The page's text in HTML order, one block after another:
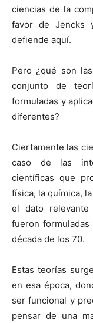
ciencias de la
favor de Jencks
defiende aquí.
Pero ¿qué son
conjunto de
formuladas y
diferentes?
Ciertamente las
caso de las
científicas que
física, la química,
el dato relevante
fueron
década de los 70.
Estas teorías
en esa época,
ser funcional y
pensar de una